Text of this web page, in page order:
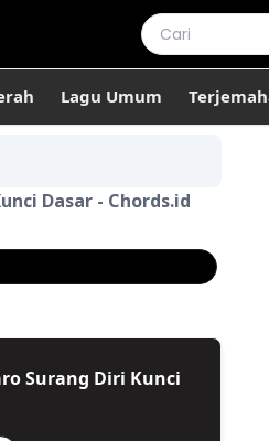
Lagu Umum
Dasar - Chords.id
Surang Diri Kunci